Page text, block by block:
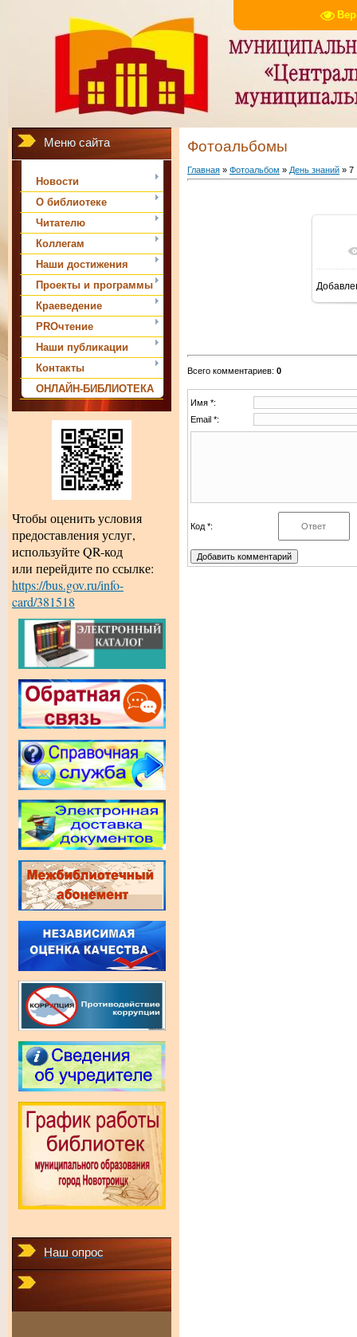
Меню сайта
Новости
О библиотеке
Читателю
Коллегам
Наши достижения
Проекты и программы
Краеведение
PROчтение
Наши публикации
Контакты
ОНЛАЙН-БИБЛИОТЕКА
Чтобы оценить условия
предоставления услуг,
используйте QR-код
или перейдите по ссылке:
https://bus.gov.ru/info-
card/381518
Наш опрос
Фотоальбомы
Главная » Фотоальбом » День знаний » 7
В
Всего комментариев: 0
Имя *:
Email *:
Код *: